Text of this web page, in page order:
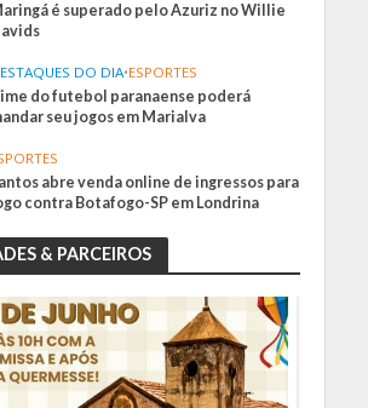
é superado pelo Azuriz no Willie
DO DIA•ESPORTES
do futebol paranaense poderá
seu jogos em Marialva
abre venda online de ingressos para
contra Botafogo-SP em Londrina
& PARCEIROS